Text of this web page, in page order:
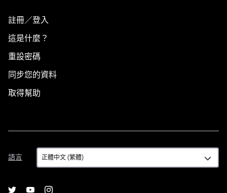
註冊／登入
這是什麼？
重設密碼
同步您的資料
取得幫助
語言
語
言